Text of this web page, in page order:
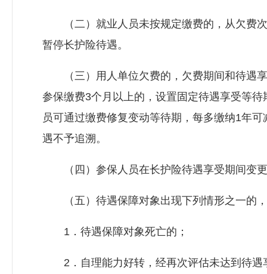
（二）就业人员未按规定缴费的，从欠费次
暂停长护险待遇。
（三）用人单位欠费的，欠费期间和待遇享
参保缴费3个月以上的，设置固定待遇享受等
员可通过缴费修复变动等待期，每多缴纳1年
遇不予追溯。
（四）参保人员在长护险待遇享受期间变更
（五）待遇保障对象出现下列情形之一的，
1．待遇保障对象死亡的；
2．自理能力好转，经再次评估未达到待遇